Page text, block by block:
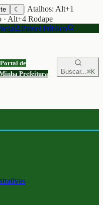
☾
| Atalhos: Alt+1
· Alt+4 Rodape
Painel Público
Portal de
Prefeitura Buscar...⌘K